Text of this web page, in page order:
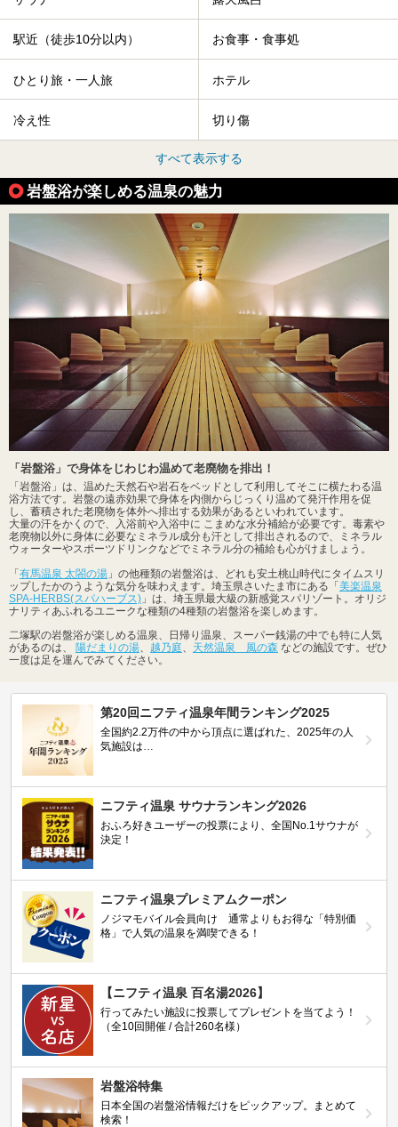
駅近（徒歩10分以内） お食事・食事処
ひとり旅・一人旅 ホテル
冷え性 切り傷
すべて表示する
岩盤浴が楽しめる温泉の魅力
「岩盤浴」で身体をじわじわ温めて老廃物を排出！
「岩盤浴」は、温めた天然石や岩石をベッドとして利用してそこに横たわる温
浴方法です。岩盤の遠赤効果で身体を内側からじっくり温めて発汗作用を促
し、蓄積された老廃物を体外へ排出する効果があるといわれています。
大量の汗をかくので、入浴前や入浴中に こまめな水分補給が必要です。毒素や
老廃物以外に身体に必要なミネラル成分も汗として排出されるので、ミネラル
ウォーターやスポーツドリンクなどでミネラル分の補給も心がけましょう。
「 有馬温泉 太閤の湯 」の他種類の岩盤浴は、どれも安土桃山時代にタイムスリ
ップしたかのうような気分を味わえます。埼玉県さいたま市にある「 美楽温泉
SPA-HERBS(スパハーブス) 」は、埼玉県最大級の新感覚スパリゾート。オリジ
ナリティあふれるユニークな種類の4種類の岩盤浴を楽しめます。
二塚駅の岩盤浴が楽しめる温泉、日帰り温泉、スーパー銭湯の中でも特に人気
があるのは、 陽だまりの湯、 越乃庭、 天然温泉 風の森 などの施設です。ぜひ
一度は足を運んでみてください。
第20回ニフティ温泉年間ランキング2025
全国約2.2万件の中から頂点に選ばれた、2025年の人
気施設は…
ニフティ温泉 サウナランキング2026
おふろ好きユーザーの投票により、全国No.1サウナが
決定！
ニフティ温泉プレミアムクーポン
ノジマモバイル会員向け 通常よりもお得な「特別価
格」で人気の温泉を満喫できる！
【ニフティ温泉 百名湯2026】
行ってみたい施設に投票してプレゼントを当てよう！
（全10回開催 / 合計260名様）
岩盤浴特集
日本全国の岩盤浴情報だけをピックアップ。まとめて
検索！